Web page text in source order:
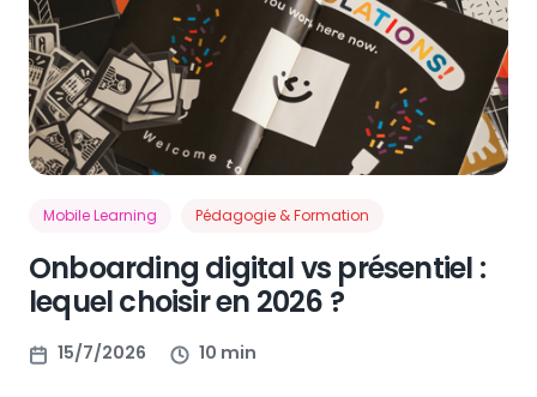
Mobile Learning Pédagogie & Formation
Onboarding digital vs présentiel :
lequel choisir en 2026 ?
15/7/2026 10 min